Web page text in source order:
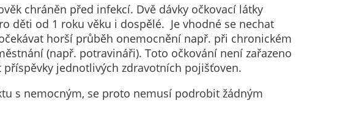
chráněn před infekcí. Dvě dávky očkovací látky
děti od 1 roku věku i dospělé. Je vhodné se nechat
horší průběh onemocnění např. při chronickém
(např. potravináři). Toto očkování není zařazeno
jednotlivých zdravotních pojišťoven.
s nemocným, se proto nemusí podrobit žádným